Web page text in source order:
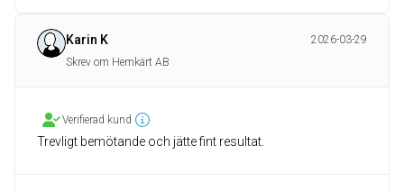
Karin K
2026-03-29
Skrev om Hemkärt AB
Verifierad kund
Trevligt bemötande och jätte fint resultat.